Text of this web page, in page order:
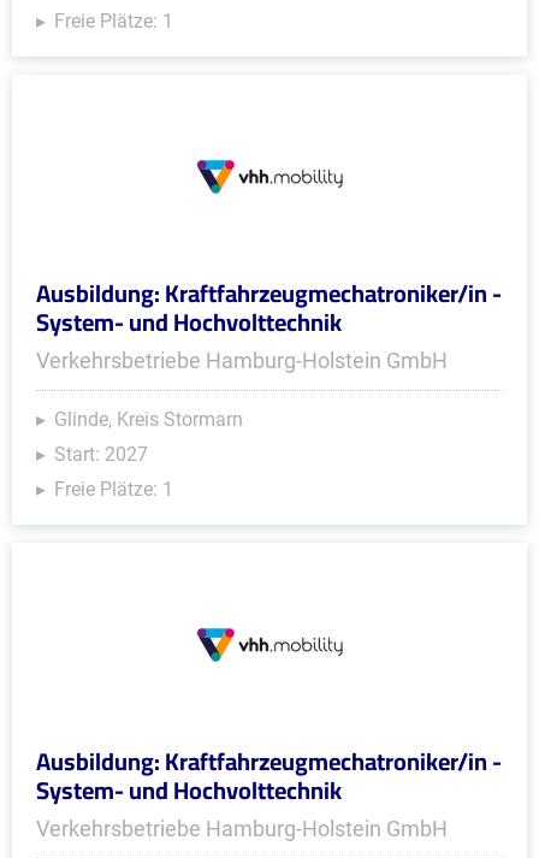
Freie Plätze: 1
Ausbildung: Kraftfahrzeugmechatroniker/in -
System- und Hochvolttechnik
Verkehrsbetriebe Hamburg-Holstein GmbH
Glinde, Kreis Stormarn
Start: 2027
Freie Plätze: 1
Ausbildung: Kraftfahrzeugmechatroniker/in -
System- und Hochvolttechnik
Verkehrsbetriebe Hamburg-Holstein GmbH